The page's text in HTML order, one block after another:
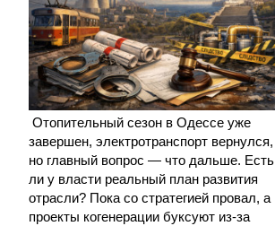
Отопительный сезон в Одессе уже
завершен, электротранспорт вернулся,
но главный вопрос — что дальше. Есть
ли у власти реальный план развития
отрасли? Пока со стратегией провал, а
проекты когенерации буксуют из-за